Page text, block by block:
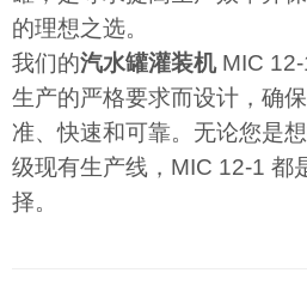
的理想之选。
我们的汽水罐灌装机MIC 12-
生产的严格要求而设计，确
准、快速和可靠。无论您是
级现有生产线，MIC 12-1 都
择。